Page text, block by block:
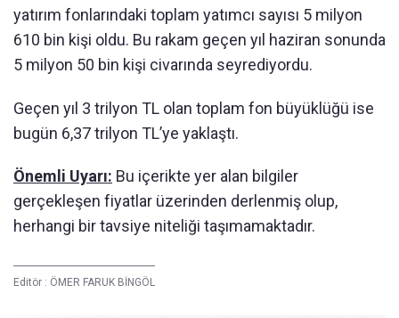
yatırım fonlarındaki toplam yatımcı sayısı 5 milyon
610 bin kişi oldu. Bu rakam geçen yıl haziran sonunda
5 milyon 50 bin kişi civarında seyrediyordu.
Geçen yıl 3 trilyon TL olan toplam fon büyüklüğü ise
bugün 6,37 trilyon TL’ye yaklaştı.
Önemli Uyarı: Bu içerikte yer alan bilgiler
gerçekleşen fiyatlar üzerinden derlenmiş olup,
herhangi bir tavsiye niteliği taşımamaktadır.
Editör : ÖMER FARUK BİNGÖL